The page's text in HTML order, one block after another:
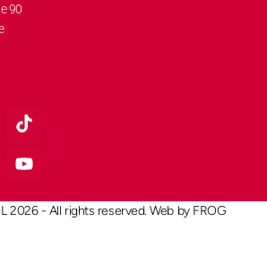
90
2026 - All rights reserved. Web by FROG